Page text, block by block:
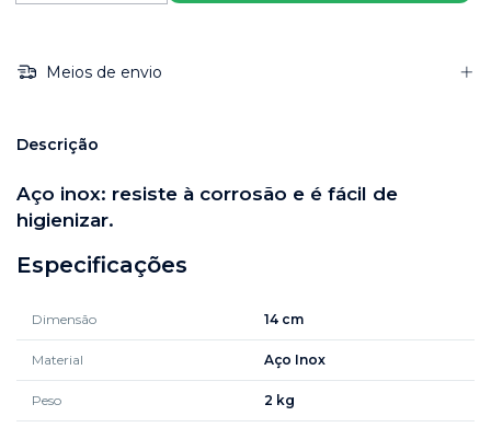
Meios de envio
Descrição
Aço inox: resiste à corrosão e é fácil de
higienizar.
Especificações
Dimensão 14 cm
Material Aço Inox
Peso 2 kg